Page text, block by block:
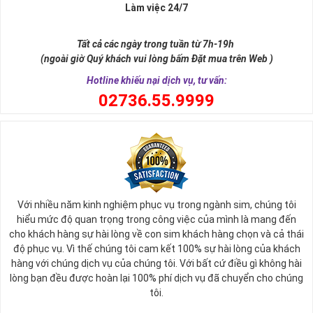
tài lộc, may mắn cho chủ sở hữu. Thật vậy, số 5 đứng giữa dãy số
tự nhiên, nó tượng trưng cho ngũ hành (Kim – Mộc – Thủy – Hỏa –
), đạo quân tử có (Nhân - Nghĩa - Lễ - Trí – Tín), trong cuộc sống
Phúc, Lộc, Thọ, Khang, Ninh). Đó là 5 yếu tố cho cuộc
sống sự hòa hợp, yên ổn, an lành. Cũng bởi vậy, các chuyên gia
được sự hòa hợp, thuận lợi, bình an trong cuộc sống, sự nghiệp để
nhanh chóng thành công, tiến tới những vị trí cao nhất.
Làm việc 24/7
Tất cả các ngày trong tuần từ 7h-19h
(ngoài giờ Quý khách vui lòng bấm Đặt mua trên Web )
Hotline khiếu nại dịch vụ, tư vấn:
02736.55.9999
Với nhiều năm kinh nghiệm phục vụ trong ngành sim, chúng tôi
hiểu mức độ quan trọng trong công việc của mình là mang đến
cho khách hàng sự hài lòng về con sim khách hàng chọn và cả thái
độ phục vụ. Vì thế chúng tôi cam kết 100% sự hài lòng của khách
hàng với chúng dịch vụ của chúng tôi. Với bất cứ điều gì không hài
lòng bạn đều được hoàn lại 100% phí dịch vụ đã chuyển cho chúng
tôi.